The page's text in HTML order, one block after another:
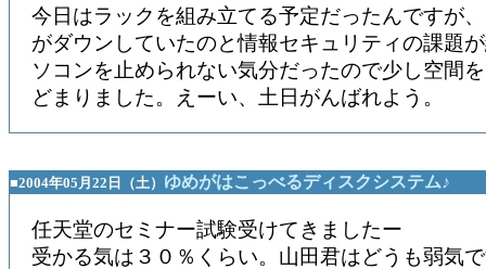
今日はラックを組み立てる予定だったんですが
がダウンしていたのと情報セキュリティの課題
ソコンを止められない気分だったので少し空間
どまりました。えーい、土日がんばれよう。
■2004年05月22日（土） ゆめがはこっべるディスクシステム♪
任天堂のセミナー試験受けてきましたー
受かる気は３０％くらい。山田君はどうも弱気